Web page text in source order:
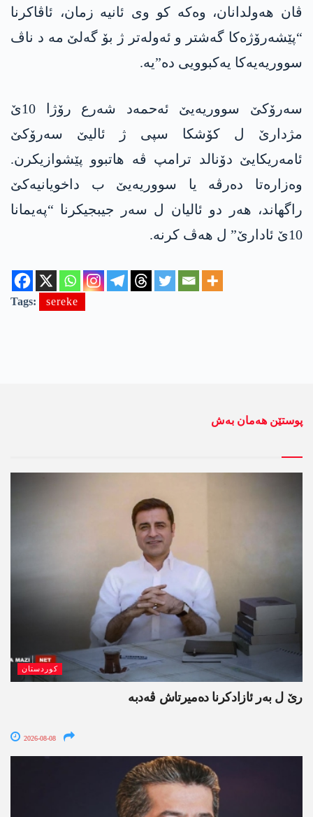
ڤان ھەولدانان، وەکە کو وی ئانیە زمان، ئاڤاکرنا
“پێشەرۆژەکا گەشتر و ئەولەتر ژ بۆ گەلێ مە د ناڤ
سووریەیەکا یەکبوویی دە”یە.
سەرۆکێ سووریەیێ ئەحمەد شەرع رۆژا 10ێ
مژدارێ ل کۆشکا سپی ژ ئالیێ سەرۆکێ
ئامەریکایێ دۆنالد ترامپ ڤە ھاتبوو پێشوازیکرن.
وەزارەتا دەرڤە یا سووریەیێ ب داخویانیەکێ
راگھاند، ھەر دو ئالیان ل سەر جیبجیکرنا “پەیمانا
10ێ ئادارێ” ل ھەڤ کرنە.
Tags: sereke
پوستێن ھەمان بەش
کوردستان
رێ ل بەر ئازادکرنا دەمیرتاش ڤەدبە
2026-08-08